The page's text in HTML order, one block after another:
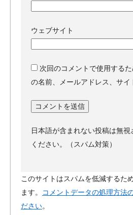
ウェブサイト
次回のコメントで使用する
の名前、メールアドレス、サイ
日本語が含まれない投稿は無
ください。（スパム対策）
このサイトはスパムを低減するた
ます。
コメントデータの処理方法
ださい。